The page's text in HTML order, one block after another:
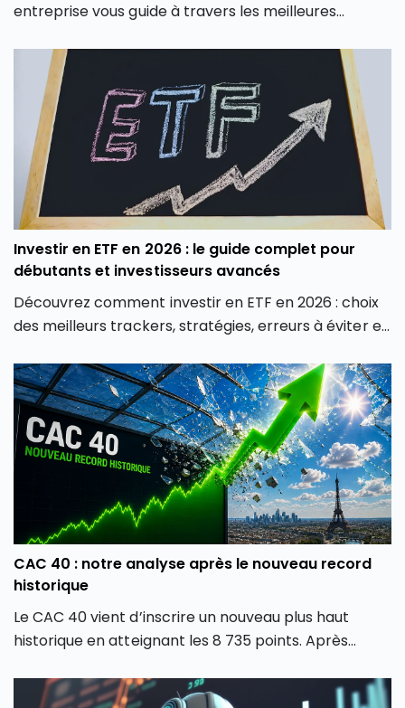
entreprise vous guide à travers les meilleures
éclairé, adapté à votre stratégie d’investissement
professionnelle.
Investir en ETF en 2026 : le guide complet pour
débutants et investisseurs avancés
Découvrez comment investir en ETF en 2026 : choix
des meilleurs trackers, stratégies, erreurs à éviter et
CAC 40 : notre analyse après le nouveau record
historique
Le CAC 40 vient d’inscrire un nouveau plus haut
historique en atteignant les 8 735 points. Après
parisien semble avoir retrouvé une dynamique